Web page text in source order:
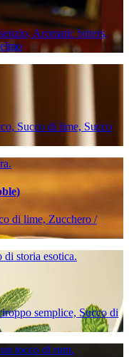
Aromatic bitters,
Succo di lime, Succo
di lime, Zucchero /
di storia esotica.
semplice, Succo di
tocco di rum.